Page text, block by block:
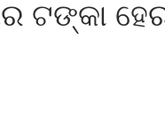
ଟଙ୍କା